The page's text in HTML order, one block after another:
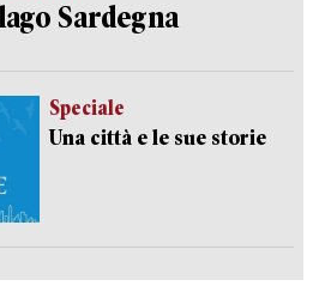
Sardegna
Speciale
Una città e le sue storie